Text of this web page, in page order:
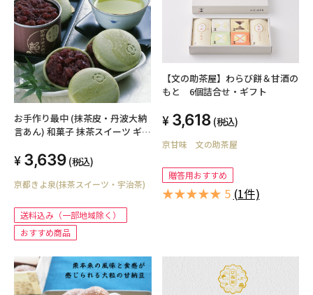
お手作り最中 (抹茶皮・丹波大納
言あん) 和菓子 抹茶スイーツ ギフ
3,639 (税込)
京都きよ泉(抹茶スイーツ・宇治茶)
送料込み（一部地域除く）
おすすめ商品
【文の助茶屋】わらび餅＆甘酒の
もと 6個詰合せ・ギフト
3,618 (税込)
京甘味 文の助茶屋
贈答用おすすめ
★★★★★ 5 (1件)